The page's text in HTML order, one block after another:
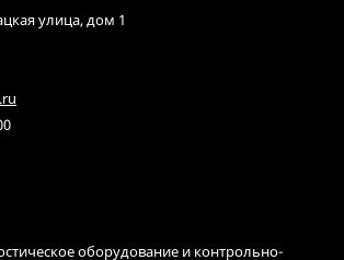
улица, дом 1
оборудование и контрольно-